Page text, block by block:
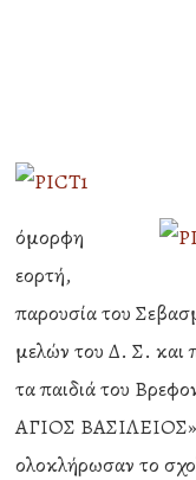
όμορφη
εορτή,
παρουσία του
μελών του Δ. Σ. και
τα παιδιά του
ΑΓΙΟΣ ΒΑΣΙΛΕΙΟΣ»
ολοκλήρωσαν το